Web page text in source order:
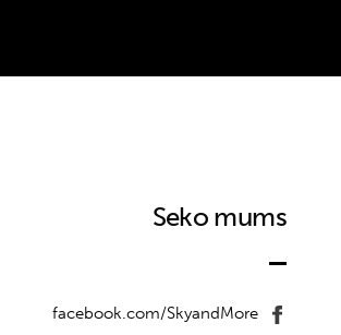
Seko mums
facebook.com/SkyandMore